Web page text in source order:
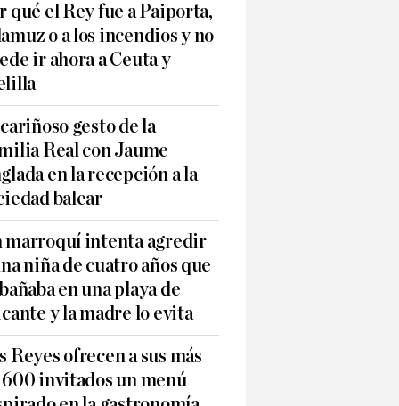
qué el Rey fue a Paiporta,
o a los incendios y no
ir ahora a Ceuta y
gesto de la
Real con Jaume
en la recepción a la
balear
marroquí intenta agredir
niña de cuatro años que
en una playa de
y la madre lo evita
Reyes ofrecen a sus más
invitados un menú